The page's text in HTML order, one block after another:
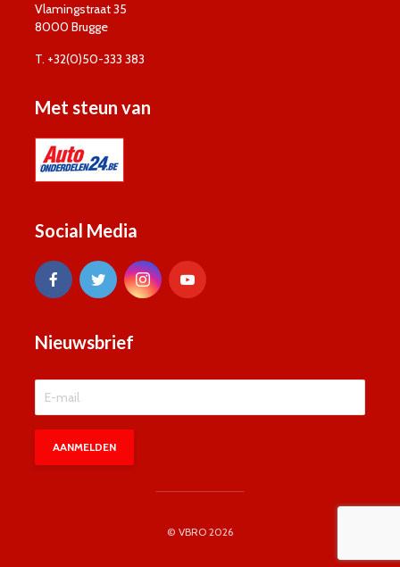
Vlamingstraat 35
8000 Brugge
T. +32(0)50-333 383
Met steun van
Social Media
Nieuwsbrief
© VBRO 2026